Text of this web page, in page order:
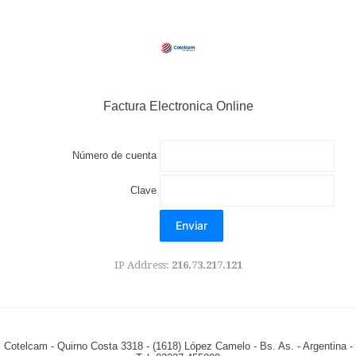
Factura Electronica Online
Número de cuenta
Clave
Enviar
IP Address: 216.73.217.121
Cotelcam - Quirno Costa 3318 - (1618) López Camelo - Bs. As. - Argentina -